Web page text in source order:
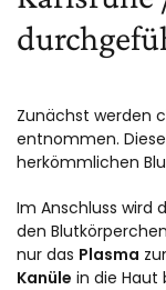
Zunächst werden
entnommen.
herkömmlichen
Im Anschluss wird
den
nur das Plasma
Kanüle in die Haut